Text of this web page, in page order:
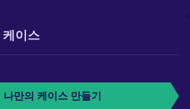
이스
나만의 케이스 만들기